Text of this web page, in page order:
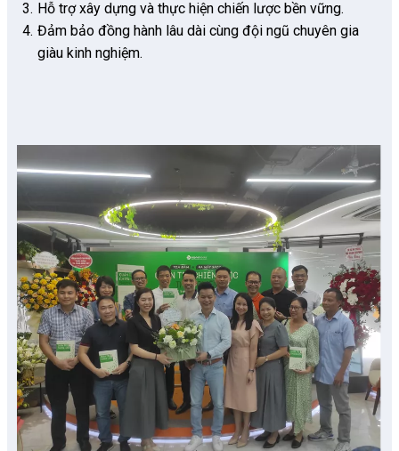
Hỗ trợ xây dựng và thực hiện chiến lược bền vững.
Đảm bảo đồng hành lâu dài cùng đội ngũ chuyên gia
giàu kinh nghiệm.